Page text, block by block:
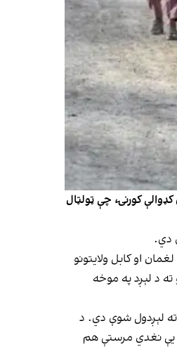
عالي کمېسیون دارالانشاء په خپل ورځني راپور کې ویلي، چې د چنګاښ په ۱۶مه نېټه له پاکستان او ایران څخه ۴۹۷ افغان کډوالې کورنۍ، چې ټولټال
دي.
تنه پکې شامل دي او له هغې جملې څخه ۴۰۳ کورنۍ ننګرهار، کونړ، لغمان او کابل ولایتونو
داخلې شوې دي، چې له دې ډلې ۴۱ کورنۍ بېلابېلو ولایتونو ته د لېږد په موخه
ته راستنې شوې دي او په کابل کې هم ۹۰ کورنۍ بېلابېلو ولایتونو ته لېږدول شوې دي. د
وېشلي او له سلګونو کورنیو سره یې نغدي مرستې هم